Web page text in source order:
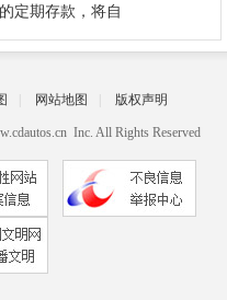
定期存款，将自
网站地图 版权声明
Inc. All Rights Reserved